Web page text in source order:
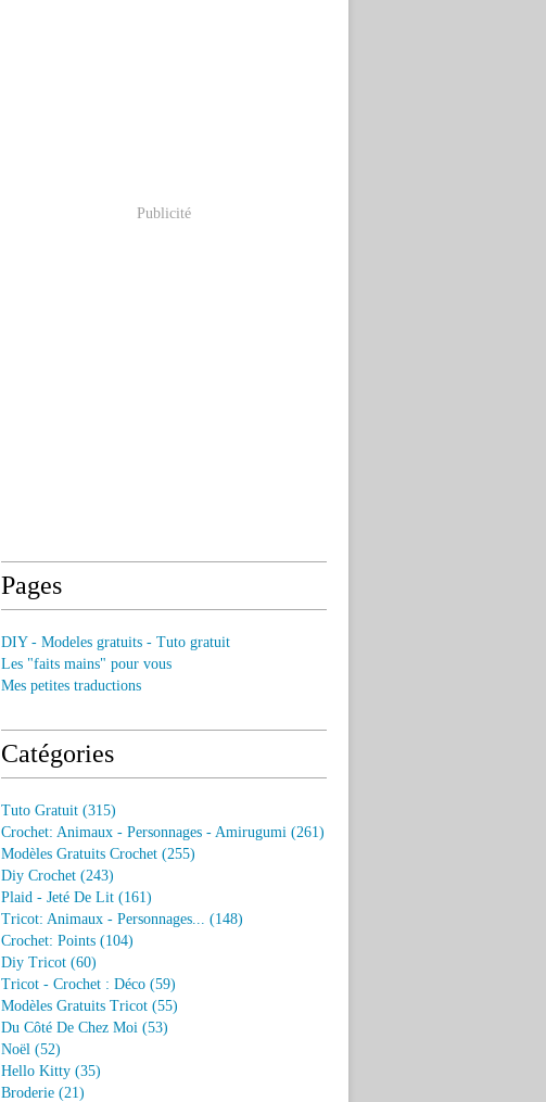
Publicité
Pages
DIY - Modeles gratuits - Tuto gratuit
Les "faits mains" pour vous
Mes petites traductions
Catégories
Tuto Gratuit (315)
Crochet: Animaux - Personnages - Amirugumi (261)
Modèles Gratuits Crochet (255)
Diy Crochet (243)
Plaid - Jeté De Lit (161)
Tricot: Animaux - Personnages... (148)
Crochet: Points (104)
Diy Tricot (60)
Tricot - Crochet : Déco (59)
Modèles Gratuits Tricot (55)
Du Côté De Chez Moi (53)
Noël (52)
Hello Kitty (35)
Broderie (21)